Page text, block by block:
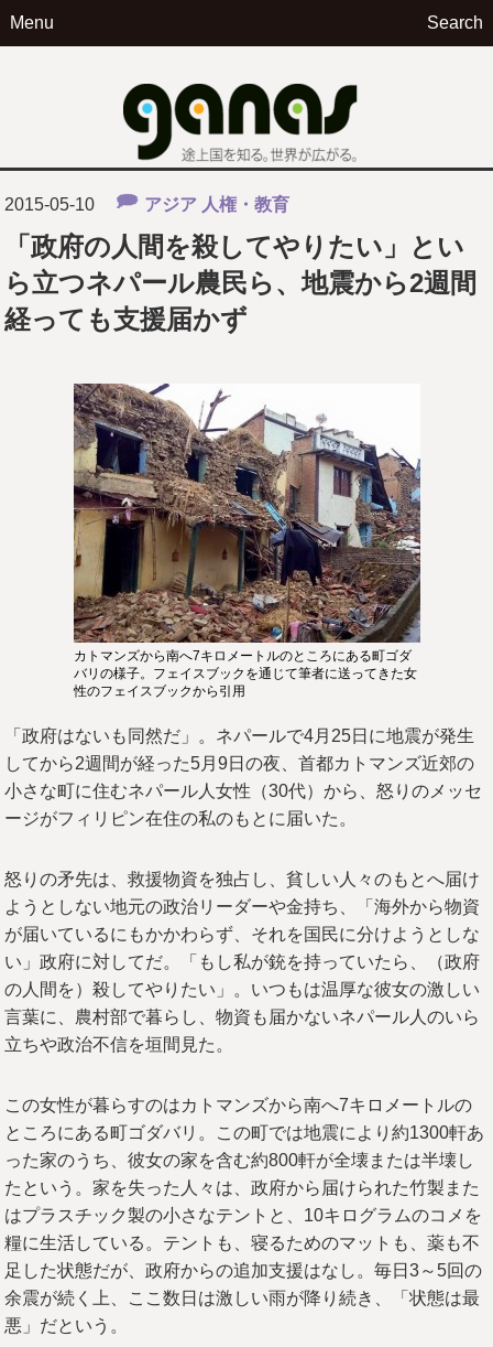
Menu Search
2015-05-10 アジア 人権・教育
「政府の人間を殺してやりたい」とい
ら立つネパール農民ら、地震から2週間
経っても支援届かず
カトマンズから南へ7キロメートルのところにある町ゴダ
バリの様子。フェイスブックを通じて筆者に送ってきた女
性のフェイスブックから引用
「政府はないも同然だ」。ネパールで4月25日に地震が発生
してから2週間が経った5月9日の夜、首都カトマンズ近郊の
小さな町に住むネパール人女性（30代）から、怒りのメッセ
ージがフィリピン在住の私のもとに届いた。
怒りの矛先は、救援物資を独占し、貧しい人々のもとへ届け
ようとしない地元の政治リーダーや金持ち、「海外から物資
が届いているにもかかわらず、それを国民に分けようとしな
い」政府に対してだ。「もし私が銃を持っていたら、（政府
の人間を）殺してやりたい」。いつもは温厚な彼女の激しい
言葉に、農村部で暮らし、物資も届かないネパール人のいら
立ちや政治不信を垣間見た。
この女性が暮らすのはカトマンズから南へ7キロメートルの
ところにある町ゴダバリ。この町では地震により約1300軒あ
った家のうち、彼女の家を含む約800軒が全壊または半壊し
たという。家を失った人々は、政府から届けられた竹製また
はプラスチック製の小さなテントと、10キログラムのコメを
糧に生活している。テントも、寝るためのマットも、薬も不
足した状態だが、政府からの追加支援はなし。毎日3～5回の
余震が続く上、ここ数日は激しい雨が降り続き、「状態は最
悪」だという。